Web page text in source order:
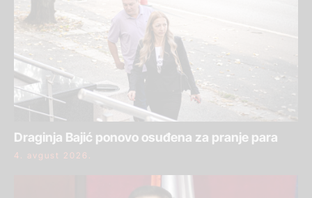
Draginja Bajić ponovo osuđena za pranje para
4. avgust 2026.